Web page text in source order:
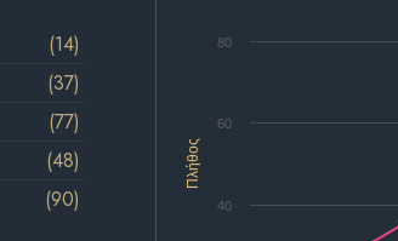
Πλήθος
40
60
80
(14)
(37)
(77)
(48)
(90)